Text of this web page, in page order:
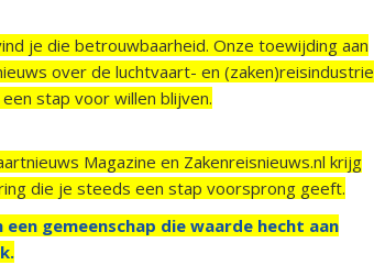
je die betrouwbaarheid. Onze toewijding aan
over de luchtvaart- en (zaken)reisindustrie
stap voor willen blijven.
Magazine en Zakenreisnieuws.nl krijg
die je steeds een stap voorsprong geeft.
gemeenschap die waarde hecht aan